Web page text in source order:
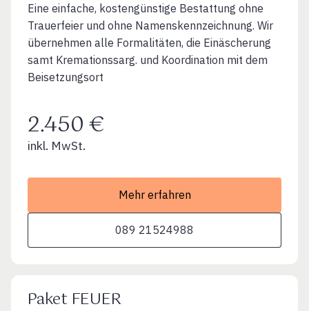
Eine einfache, kostengünstige Bestattung ohne
Trauerfeier und ohne Namenskennzeichnung. Wir
übernehmen alle Formalitäten, die Einäscherung
samt Kremationssarg. und Koordination mit dem
Beisetzungsort
2.450 €
inkl. MwSt.
Mehr erfahren
089 21524988
Paket FEUER